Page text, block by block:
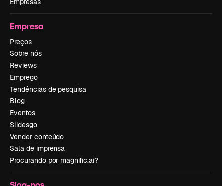
Empresas
Empresa
Preços
Sobre nós
Reviews
Emprego
Tendências de pesquisa
Blog
Eventos
Slidesgo
Vender conteúdo
Sala de imprensa
Procurando por magnific.ai?